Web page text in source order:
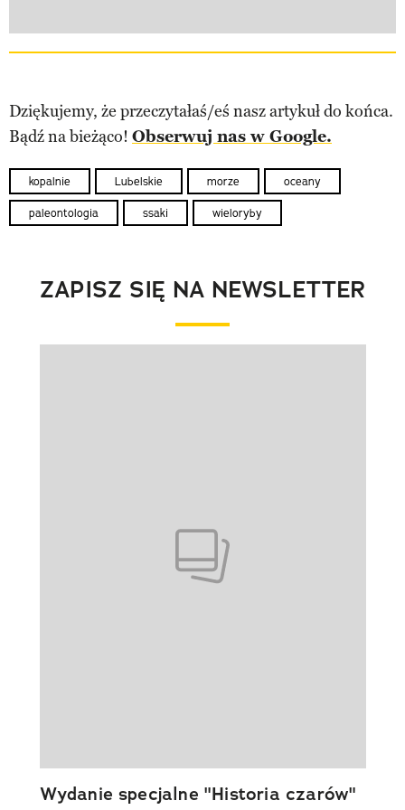
Dziękujemy, że przeczytałaś/eś nasz artykuł do końca.
Bądź na bieżąco! Obserwuj nas w Google.
kopalnie Lubelskie morze oceany
paleontologia ssaki wieloryby
ZAPISZ SIĘ NA NEWSLETTER
Wydanie specjalne "Historia czarów"